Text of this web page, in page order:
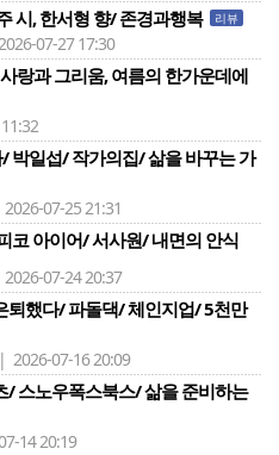
시, 한서형 향/ 존경과행복 리뷰
07-27 17:30
랑과 그리움, 여름의 한가운데에
박일섭/ 작가의집/ 삶을 바꾸는 가
07-25 21:31
코 아이어/ 서사원/ 내면의 안식
07-24 20:37
퇴했다/ 파돌댁/ 체인지업/ 5천만
2026-07-16 20:09
/ 스노우폭스북스/ 삶을 준비하는
14 20:19